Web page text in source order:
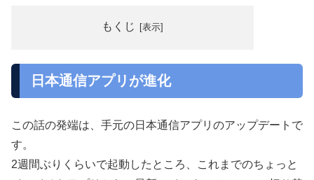
もくじ
日本通信アプリが進化
この話の発端は、手元の日本通信アプリのアップデートで
す。
2週間ぶりくらいで起動したところ、これまでのちょっと